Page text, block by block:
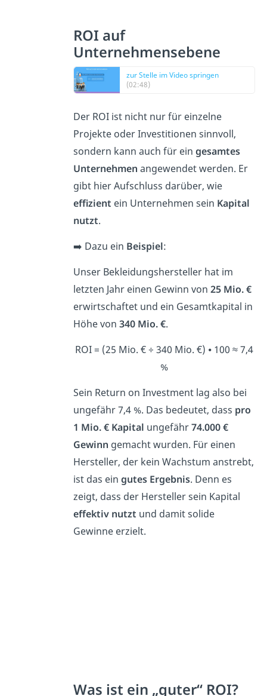
ROI auf
Unternehmensebene
zur Stelle im Video springen
(02:48)
Der ROI ist nicht nur für einzelne
Projekte oder Investitionen sinnvoll,
sondern kann auch für ein gesamtes
Unternehmen angewendet werden. Er
gibt hier Aufschluss darüber, wie
effizient ein Unternehmen sein Kapital
nutzt.
➡️ Dazu ein Beispiel:
Unser Bekleidungshersteller hat im
letzten Jahr einen Gewinn von 25 Mio. €
erwirtschaftet und ein Gesamtkapital in
Höhe von 340 Mio. €.
ROI = (25 Mio. € ÷ 340 Mio. €) ⦁ 100 ≈ 7,4
%
Sein Return on Investment lag also bei
ungefähr 7,4 %. Das bedeutet, dass pro
1 Mio. € Kapital ungefähr74.000 €
Gewinn gemacht wurden. Für einen
Hersteller, der kein Wachstum anstrebt,
ist das ein gutes Ergebnis. Denn es
zeigt, dass der Hersteller sein Kapital
effektiv nutzt und damit solide
Gewinne erzielt.
Was ist ein „guter“ ROI?